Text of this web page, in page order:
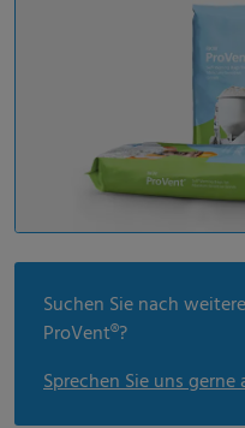
Suchen Sie nach
ProVent®?
Sprechen Sie uns gerne